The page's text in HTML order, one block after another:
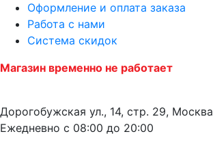
Оформление и оплата заказа
Работа с нами
Система скидок
Магазин временно не работает
Дорогобужская ул., 14, стр. 29, Москва
Ежедневно с 08:00 до 20:00